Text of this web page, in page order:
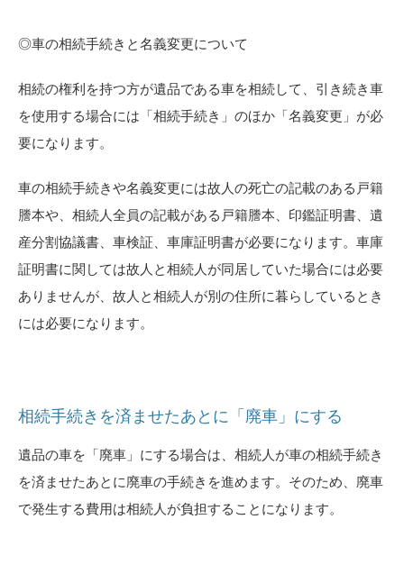
◎車の相続手続きと名義変更について
相続の権利を持つ方が遺品である車を相続して、引き続き車
を使用する場合には「相続手続き」のほか「名義変更」が必
要になります。
車の相続手続きや名義変更には故人の死亡の記載のある戸籍
謄本や、相続人全員の記載がある戸籍謄本、印鑑証明書、遺
産分割協議書、車検証、車庫証明書が必要になります。車庫
証明書に関しては故人と相続人が同居していた場合には必要
ありませんが、故人と相続人が別の住所に暮らしているとき
には必要になります。
相続手続きを済ませたあとに「廃車」にする
遺品の車を「廃車」にする場合は、相続人が車の相続手続き
を済ませたあとに廃車の手続きを進めます。そのため、廃車
で発生する費用は相続人が負担することになります。